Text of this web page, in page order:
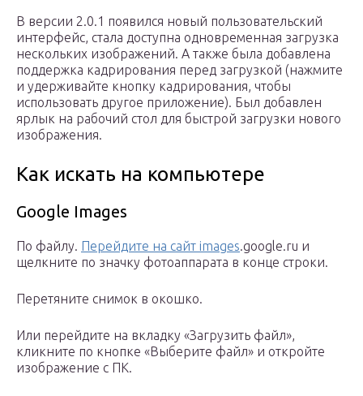
В версии 2.0.1 появился новый пользовательский
интерфейс, стала доступна одновременная загрузка
нескольких изображений. А также была добавлена
поддержка кадрирования перед загрузкой (нажмите
и удерживайте кнопку кадрирования, чтобы
использовать другое приложение). Был добавлен
ярлык на рабочий стол для быстрой загрузки нового
изображения.
Как искать на компьютере
Google Images
По файлу. Перейдите на сайт images.google.ru и
щелкните по значку фотоаппарата в конце строки.
Перетяните снимок в окошко.
Или перейдите на вкладку «Загрузить файл»,
кликните по кнопке «Выберите файл» и откройте
изображение с ПК.